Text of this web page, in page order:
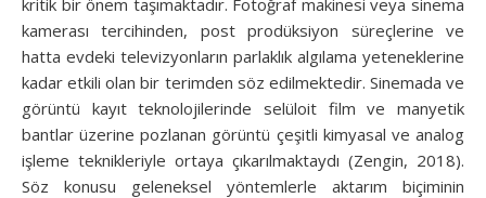
kamerası tercihinden, post prodüksiyon süreçlerine ve
hatta evdeki televizyonların parlaklık algılama yeteneklerine
kadar etkili olan bir terimden söz edilmektedir. Sinemada ve
görüntü kayıt teknolojilerinde selüloit film ve manyetik
bantlar üzerine pozlanan görüntü çeşitli kimyasal ve analog
işleme teknikleriyle ortaya çıkarılmaktaydı (Zengin, 2018).
Söz konusu geleneksel yöntemlerle aktarım biçiminin